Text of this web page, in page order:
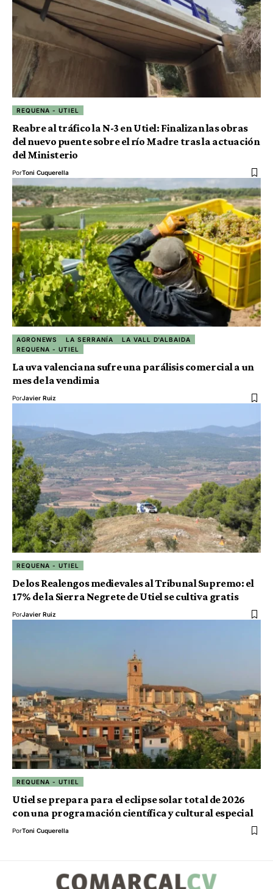
REQUENA - UTIEL
Reabre al tráfico la N-3 en Utiel: Finalizan las obras
del nuevo puente sobre el río Madre tras la actuación
del Ministerio
PorToni Cuquerella
AGRONEWS LA SERRANÍA
LA VALL D'ALBAIDA
REQUENA - UTIEL
La uva valenciana sufre una parálisis comercial a un
mes de la vendimia
PorJavier Ruiz
REQUENA - UTIEL
De los Realengos medievales al Tribunal Supremo: el
17% de la Sierra Negrete de Utiel se cultiva gratis
PorJavier Ruiz
REQUENA - UTIEL
Utiel se prepara para el eclipse solar total de 2026
con una programación científica y cultural especial
PorToni Cuquerella